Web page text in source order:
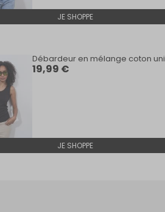
JE SHOPPE
Débardeur en mélange coton uni
19,99 €
JE SHOPPE